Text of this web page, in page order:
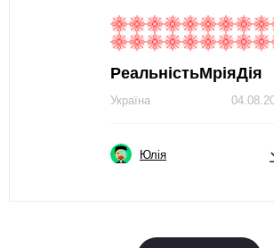
РеальністьМріяДія
Україна
Юлія